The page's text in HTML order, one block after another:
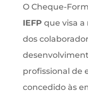
O Cheque-
IEFP que visa a
dos
profissional de
concedido às